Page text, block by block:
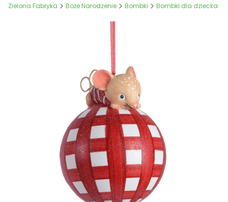
Zielona Fabryka Boże Narodzenie Bombki Bombki dla dziecka